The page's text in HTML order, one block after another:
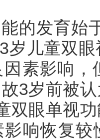
的发育始
岁儿童双
素影响
3岁前被
双眼单视
响恢复